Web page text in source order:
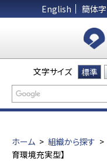
English 簡体字
文字サイズ 標準
ホーム > 組織から探す >
育環境充実型】